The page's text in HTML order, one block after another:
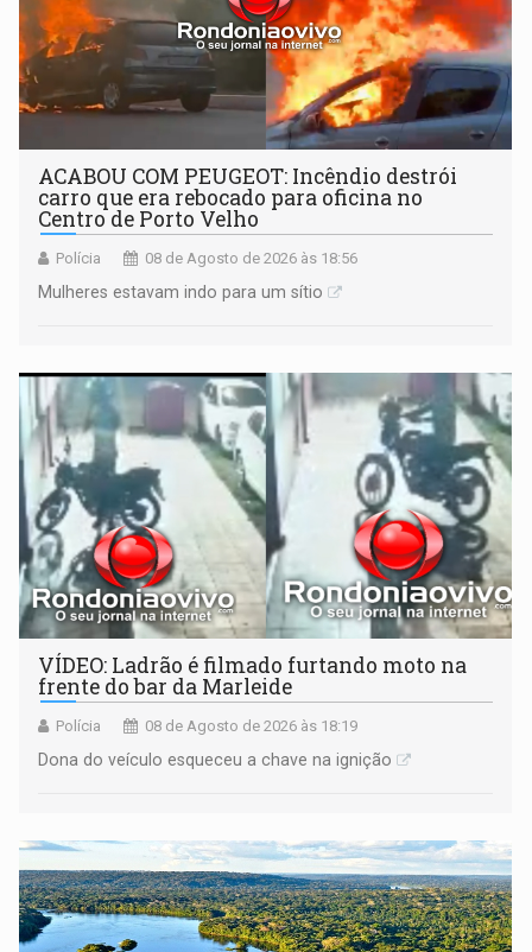
ACABOU COM PEUGEOT: Incêndio destrói
carro que era rebocado para oficina no
Centro de Porto Velho
Polícia 08 de Agosto de 2026 às 18:56
Mulheres estavam indo para um sítio
VÍDEO: Ladrão é filmado furtando moto na
frente do bar da Marleide
Polícia 08 de Agosto de 2026 às 18:19
Dona do veículo esqueceu a chave na ignição